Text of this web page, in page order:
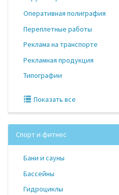
Оперативная полиграфия
Переплетные работы
Реклама на транспорте
Рекламная продукция
Типографии
Показать все
Спорт и фитнес
Бани и сауны
Бассейны
Гидроциклы